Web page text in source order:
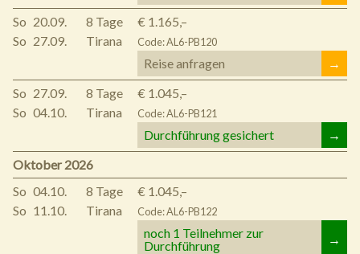
So
So
20.09.
27.09.
8 Tage
Tirana
€ 1.165,–
Code: AL6-PB120
Reise anfragen
→
So
So
27.09.
04.10.
8 Tage
Tirana
€ 1.045,–
Code: AL6-PB121
Durchführung gesichert
→
Oktober 2026
So
So
04.10.
11.10.
8 Tage
Tirana
€ 1.045,–
Code: AL6-PB122
noch 1 Teilnehmer zur
Durchführung
→